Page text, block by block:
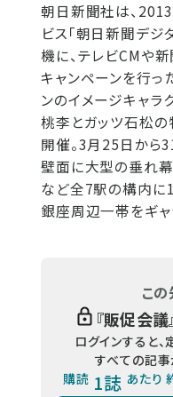
朝日新聞社は、
ビス「朝日新聞デジ
機に、テレビCMや
キャンペーンを行っ
ンのイメージキャラ
桃李とガッツ石松
開催。3月25日から
壁面に大型の垂れ
など全7駅の構内に
銀座周辺一帯をギャ
こ
『販促会議
ログインすると
すべての記事
購読 1誌 あたり